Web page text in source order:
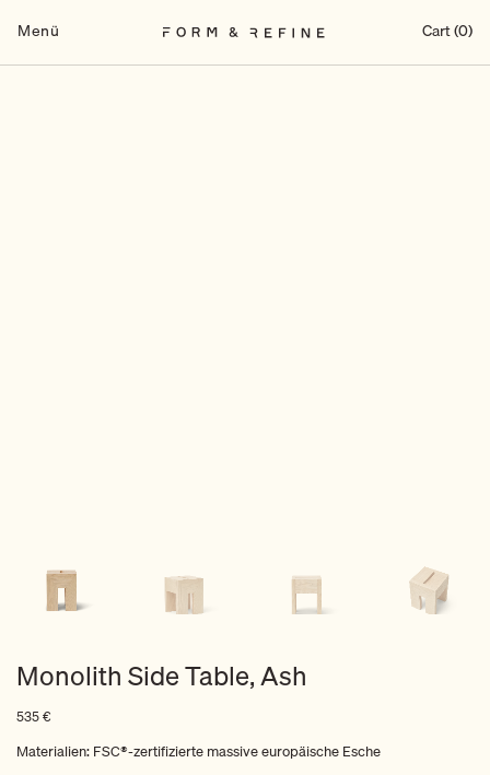
InhaltMenü Cart (0)
Monolith Side Table, Ash
535€
Materialien: FSC®-zertifizierte massive europäische Esche